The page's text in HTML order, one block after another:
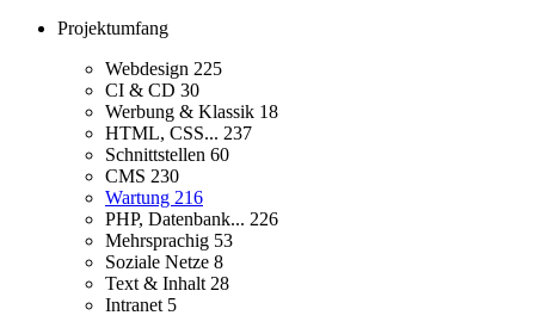
Projektumfang
Webdesign 225
CI & CD 30
Werbung & Klassik 18
HTML, CSS... 237
Schnittstellen 60
CMS 230
Wartung 216
PHP, Datenbank... 226
Mehrsprachig 53
Soziale Netze 8
Text & Inhalt 28
Intranet 5